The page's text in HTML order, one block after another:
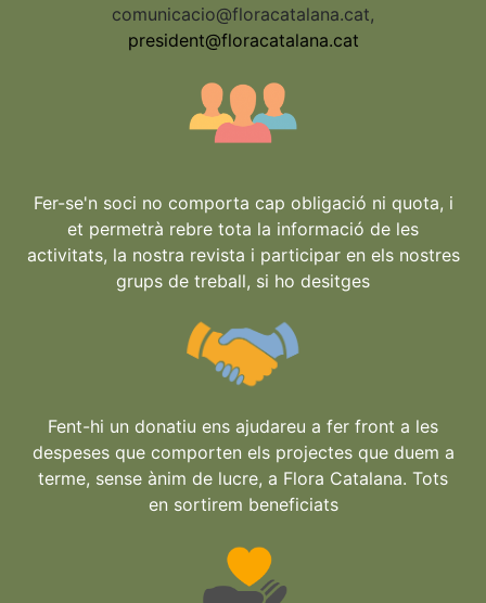
comunicacio@floracatalana.cat,
president@floracatalana.cat
Fer-se'n soci no comporta cap obligació ni quota, i
et permetrà rebre tota la informació de les
activitats, la nostra revista i participar en els nostres
grups de treball, si ho desitges
Fent-hi un donatiu ens ajudareu a fer front a les
despeses que comporten els projectes que duem a
terme, sense ànim de lucre, a Flora Catalana. Tots
en sortirem beneficiats